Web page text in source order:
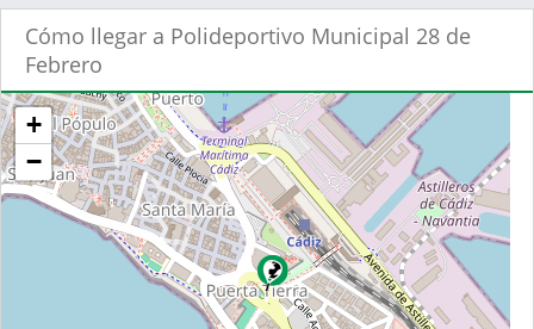
Cómo llegar a Polideportivo Municipal 28 de
Febrero
+
−